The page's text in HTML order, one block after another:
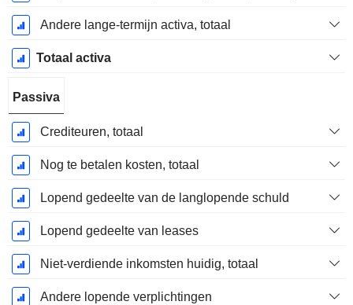
Andere lange-termijn activa, totaal
Totaal activa
Passiva
Crediteuren, totaal
Nog te betalen kosten, totaal
Lopend gedeelte van de langlopende schuld
Lopend gedeelte van leases
Niet-verdiende inkomsten huidig, totaal
Andere lopende verplichtingen